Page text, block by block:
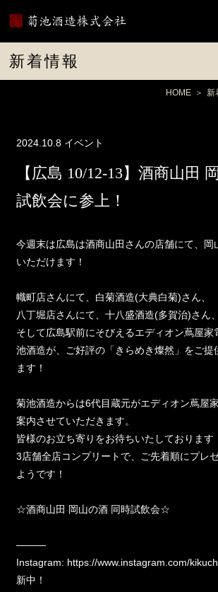
新着情報
HOME 新
2024.10.8 イベント
【広島 10/12-13】酒商山田
試飲会に参上！
今週末は広島は酒商山田さんの店舗にて、岡
いただけます！
幟町店さんにて、白菊酒造(大典白菊)さん、
八丁堀店さんにて、十八盛酒造(多賀治)さん、
そして広島駅前にそびえるエディオン蔦屋家
池酒造が、ご好評の「きらめき燦然」をご提
ます！
菊池酒造からは6代目蔵元がエディオン蔦屋
案内させていただきます。
皆様のお立ち寄りをお待ちいたしております
3店舗全店コンプリートで、ご先着順にプレ
ようです！
☆酒商山田 岡山の酒 同時試飲会☆
———
Instagram: https://www.instagram.com/
新中！